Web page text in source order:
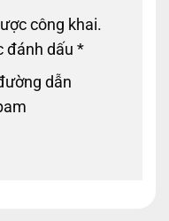
công khai.
đánh dấu *
dẫn